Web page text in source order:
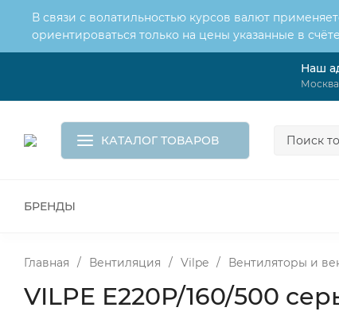
В связи с волатильностью курсов валют
ориентироваться только на цены указанные в
Наш
КАТАЛОГ ТОВАРОВ
БРЕНДЫ
Главная / Вентиляция / Vilpe / Вентиляторы и
VILPE Е220Р/160/500